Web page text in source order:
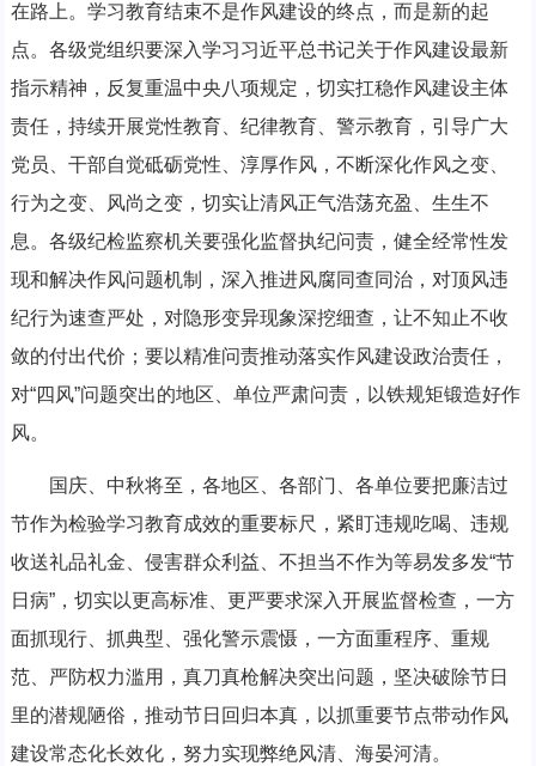
在路上。学习教育结束不是作风建设的终点，而是新的起
点。各级党组织要深入学习习近平总书记关于作风建设最新
指示精神，反复重温中央八项规定，切实扛稳作风建设主体
责任，持续开展党性教育、纪律教育、警示教育，引导广大
党员、干部自觉砥砺党性、淳厚作风，不断深化作风之变、
行为之变、风尚之变，切实让清风正气浩荡充盈、生生不
息。各级纪检监察机关要强化监督执纪问责，健全经常性发
现和解决作风问题机制，深入推进风腐同查同治，对顶风违
纪行为速查严处，对隐形变异现象深挖细查，让不知止不收
敛的付出代价；要以精准问责推动落实作风建设政治责任，
对“四风”问题突出的地区、单位严肃问责，以铁规矩锻造好作
风。
国庆、中秋将至，各地区、各部门、各单位要把廉洁过
节作为检验学习教育成效的重要标尺，紧盯违规吃喝、违规
收送礼品礼金、侵害群众利益、不担当不作为等易发多发“节
日病”，切实以更高标准、更严要求深入开展监督检查，一方
面抓现行、抓典型、强化警示震慑，一方面重程序、重规
范、严防权力滥用，真刀真枪解决突出问题，坚决破除节日
里的潜规陋俗，推动节日回归本真，以抓重要节点带动作风
建设常态化长效化，努力实现弊绝风清、海晏河清。